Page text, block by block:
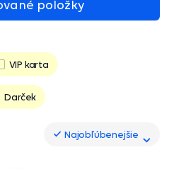
položky
VIP karta
Darček
Najobľúbenejšie
Najobľúbenejšie